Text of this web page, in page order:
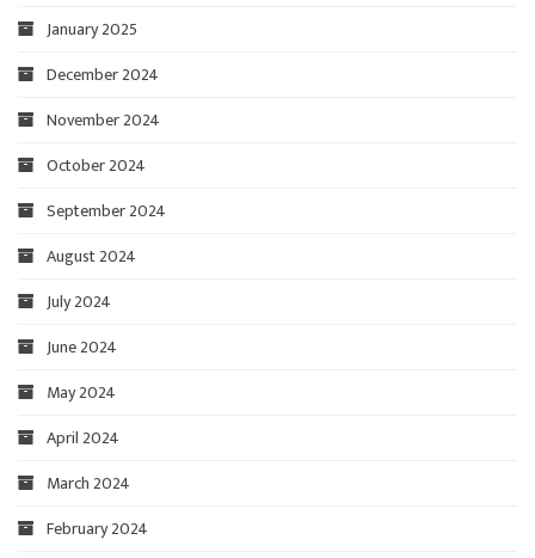
January 2025
December 2024
November 2024
October 2024
September 2024
August 2024
July 2024
June 2024
May 2024
April 2024
March 2024
February 2024